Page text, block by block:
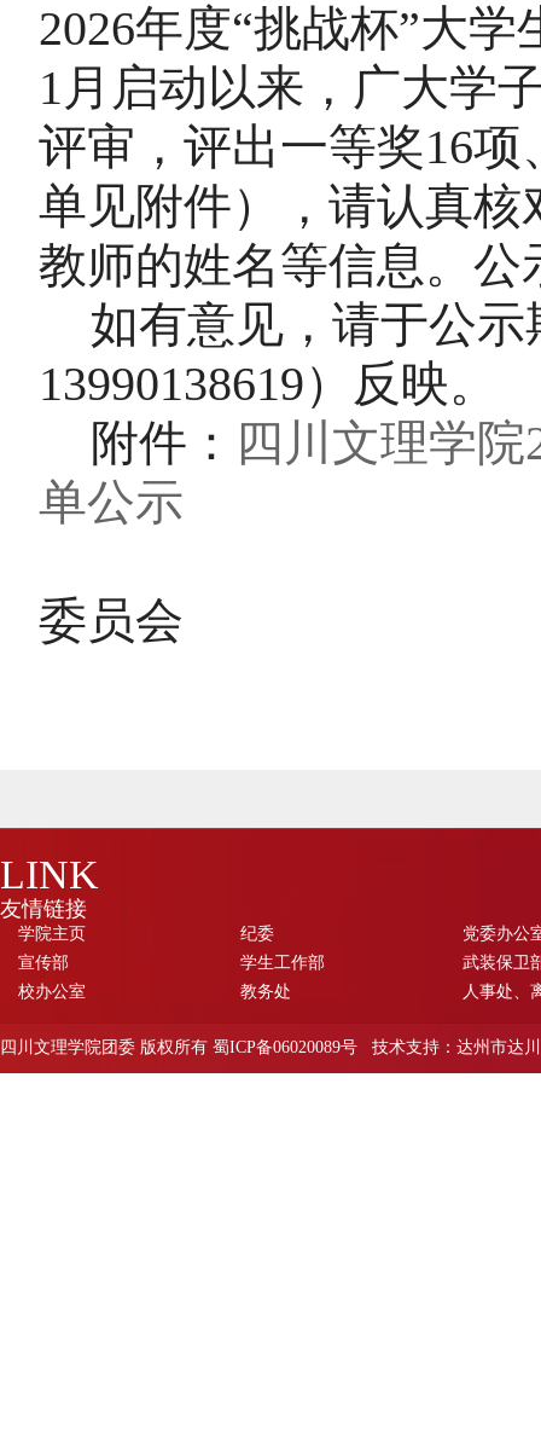
2026年度“挑战杯”大学
1月启动以来，广大学
评审，评出一等奖16项
单见附件），请认真
教师的姓名等信息。公
如有意见，请于公
13990138619）反映。
附件： 四川文理学
单公示
委员会
LINK
友情链接
学院主页 纪委
党委办公
宣传部
学生工作部
武装保卫
校办公室
教务处 人事处、
四川文理学院团委 版权所有 蜀ICP备06020089号 技术支持：达州市达